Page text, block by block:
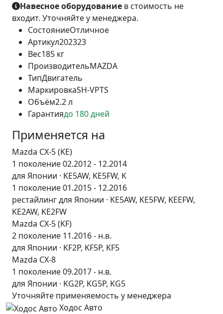
Навесное оборудование в стоимость не
входит. Уточняйте у менеджера.
СостояниеОтличное
Артикул202323
Вес185 кг
ПроизводительMAZDA
ТипДвигатель
МаркировкаSH-VPTS
Объём2.2 л
Гарантиядо 180 дней
Применяется на
Mazda CX-5 (KE)
1 поколение 02.2012 - 12.2014
для Японии · KE5AW, KE5FW, K
1 поколение 01.2015 - 12.2016
рестайлинг для Японии · KE5AW, KE5FW, KEEFW,
KE2AW, KE2FW
Mazda CX-5 (KF)
2 поколение 11.2016 - н.в.
для Японии · KF2P, KF5P, KF5
Mazda CX-8
1 поколение 09.2017 - н.в.
для Японии · KG2P, KG5P, KG5
Уточняйте применяемость у менеджера
Ходос Авто